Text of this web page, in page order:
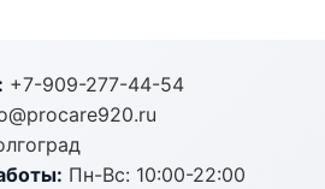
+7-909-277-44-54
Пн-Вс: 10:00-22:00